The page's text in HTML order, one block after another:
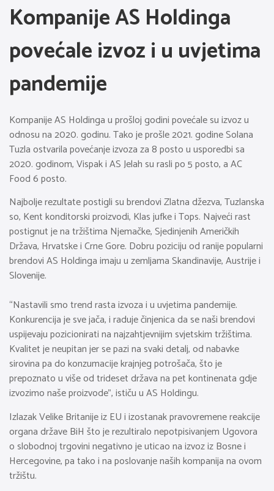
Kompanije AS Holdinga
povećale izvoz i u uvjetima
pandemije
Kompanije AS Holdinga u prošloj godini povećale su izvoz u
odnosu na 2020. godinu. Tako je prošle 2021. godine Solana
Tuzla ostvarila povećanje izvoza za 8 posto u usporedbi sa
2020. godinom, Vispak i AS Jelah su rasli po 5 posto, a AC
Food 6 posto.
Najbolje rezultate postigli su brendovi Zlatna džezva, Tuzlanska
so, Kent konditorski proizvodi, Klas jufke i Tops. Najveći rast
postignut je na tržištima Njemačke, Sjedinjenih Američkih
Država, Hrvatske i Crne Gore. Dobru poziciju od ranije popularni
brendovi AS Holdinga imaju u zemljama Skandinavije, Austrije i
Slovenije.
“Nastavili smo trend rasta izvoza i u uvjetima pandemije.
Konkurencija je sve jača, i raduje činjenica da se naši brendovi
uspijevaju pozicionirati na najzahtjevnijim svjetskim tržištima.
Kvalitet je neupitan jer se pazi na svaki detalj, od nabavke
sirovina pa do konzumacije krajnjeg potrošača, što je
prepoznato u više od trideset država na pet kontinenata gdje
izvozimo naše proizvode”, ističu u AS Holdingu.
Izlazak Velike Britanije iz EU i izostanak pravovremene reakcije
organa države BiH što je rezultiralo nepotpisivanjem Ugovora
o slobodnoj trgovini negativno je uticao na izvoz iz Bosne i
Hercegovine, pa tako i na poslovanje naših kompanija na ovom
tržištu.